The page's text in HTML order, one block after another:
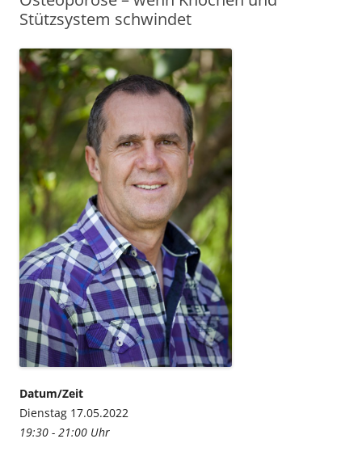
Stützsystem schwindet
Datum/Zeit
Dienstag 17.05.2022
19:30 - 21:00 Uhr